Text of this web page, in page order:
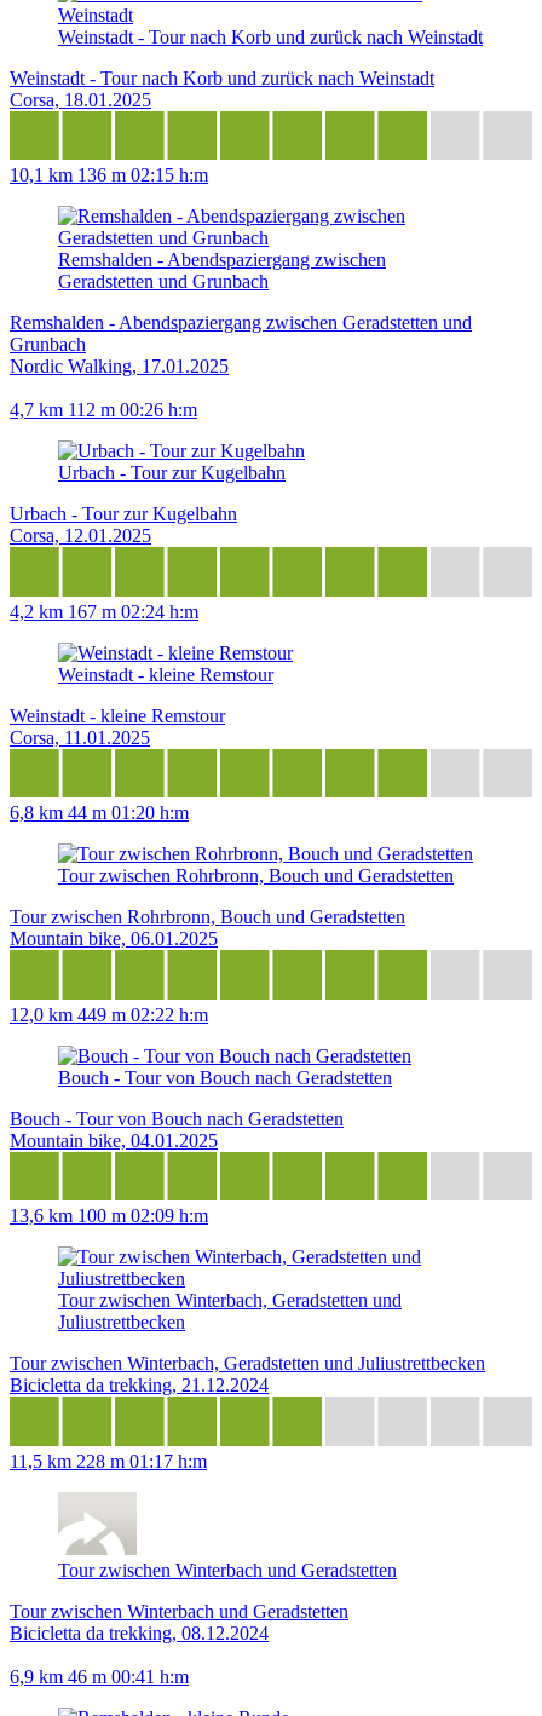
Weinstadt - Tour nach Korb und zurück nach Weinstadt
Weinstadt - Tour nach Korb und zurück nach Weinstadt
Corsa, 18.01.2025
10,1 km 136 m 02:15 h:m
Remshalden - Abendspaziergang zwischen
Geradstetten und Grunbach
Remshalden - Abendspaziergang zwischen Geradstetten und
Grunbach
Nordic Walking, 17.01.2025
4,7 km 112 m 00:26 h:m
Urbach - Tour zur Kugelbahn
Urbach - Tour zur Kugelbahn
Corsa, 12.01.2025
4,2 km 167 m 02:24 h:m
Weinstadt - kleine Remstour
Weinstadt - kleine Remstour
Corsa, 11.01.2025
6,8 km 44 m 01:20 h:m
Tour zwischen Rohrbronn, Bouch und Geradstetten
Tour zwischen Rohrbronn, Bouch und Geradstetten
Mountain bike, 06.01.2025
12,0 km 449 m 02:22 h:m
Bouch - Tour von Bouch nach Geradstetten
Bouch - Tour von Bouch nach Geradstetten
Mountain bike, 04.01.2025
13,6 km 100 m 02:09 h:m
Tour zwischen Winterbach, Geradstetten und
Juliustrettbecken
Tour zwischen Winterbach, Geradstetten und Juliustrettbecken
Bicicletta da trekking, 21.12.2024
11,5 km 228 m 01:17 h:m
Tour zwischen Winterbach und Geradstetten
Tour zwischen Winterbach und Geradstetten
Bicicletta da trekking, 08.12.2024
6,9 km 46 m 00:41 h:m